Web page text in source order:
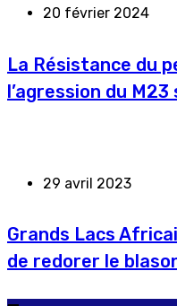
20 février 2024
La Résistance du
l’agression du
29 avril 2023
Grands Lacs
de redorer le